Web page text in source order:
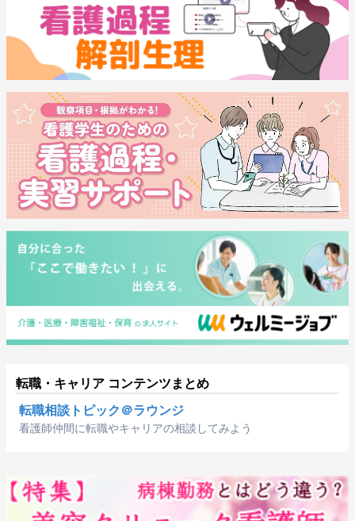
転職・キャリア コンテンツまとめ
転職相談トピック＠ラウンジ
看護師仲間に転職やキャリアの相談してみよう